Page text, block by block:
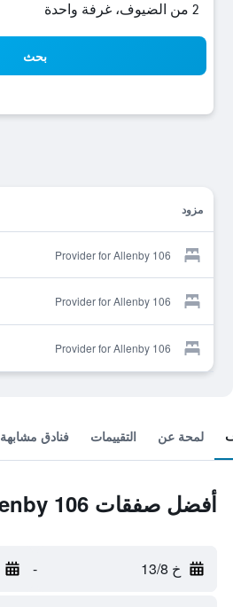
2 من الضيوف، غرفة واحدة
بحث
مزود
Provider for Allenby 106
Provider for Allenby 106
Provider for Allenby 106
لمحة عن التقييمات فنادق مشابهة
أفضل صفقات Allenby 106
خ 13/8 -